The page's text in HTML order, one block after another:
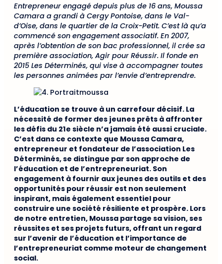
Entrepreneur engagé depuis plus de 16 ans, Moussa
Camara a grandi à Cergy Pontoise, dans le Val-
d’Oise, dans le quartier de la Croix-Petit. C’est là qu’a
commencé son engagement associatif. En 2007,
après l’obtention de son bac professionnel, il crée sa
première association, Agir pour Réussir. Il fonde en
2015 Les Déterminés, qui vise à accompagner toutes
les personnes animées par l’envie d’entreprendre.
L’éducation se trouve à un carrefour décisif. La
nécessité de former des jeunes prêts à affronter
les défis du 21e siècle n’a jamais été aussi cruciale.
C’est dans ce contexte que Moussa Camara,
entrepreneur et fondateur de l’association Les
Déterminés, se distingue par son approche de
l’éducation et de l’entrepreneuriat. Son
engagement à fournir aux jeunes des outils et des
opportunités pour réussir est non seulement
inspirant, mais également essentiel pour
construire une société résiliente et prospère. Lors
de notre entretien, Moussa partage sa vision, ses
réussites et ses projets futurs, offrant un regard
sur l’avenir de l’éducation et l’importance de
l’entrepreneuriat comme moteur de changement
social.